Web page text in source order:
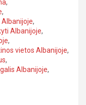
,
,
,
Albanijoje,
,
vietos Albanijoje,
,
Albanijoje,